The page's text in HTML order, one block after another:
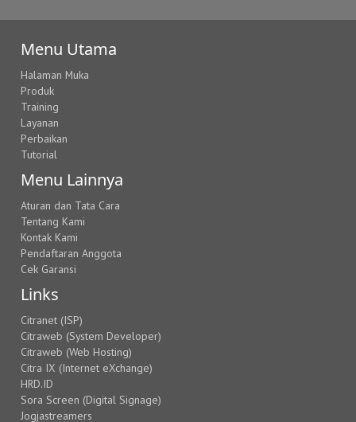
Menu Utama
Halaman Muka
Produk
Training
Layanan
Perbaikan
Tutorial
Menu Lainnya
Aturan dan Tata Cara
Tentang Kami
Kontak Kami
Pendaftaran Anggota
Cek Garansi
Links
Citranet (ISP)
Citraweb (System Developer)
Citraweb (Web Hosting)
Citra IX (Internet eXchange)
HRD.ID
Sora Screen (Digital Signage)
Jogjastreamers